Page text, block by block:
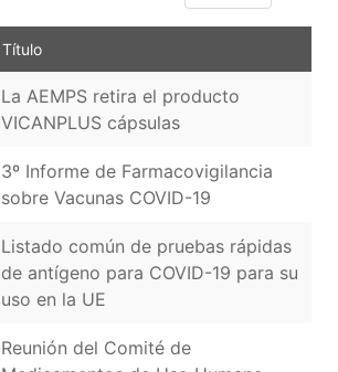
Título
La AEMPS retira el producto
VICANPLUS cápsulas
3º Informe de Farmacovigilancia
sobre Vacunas COVID-19
Listado común de pruebas rápidas
de antígeno para COVID-19 para su
uso en la UE
Reunión del Comité de